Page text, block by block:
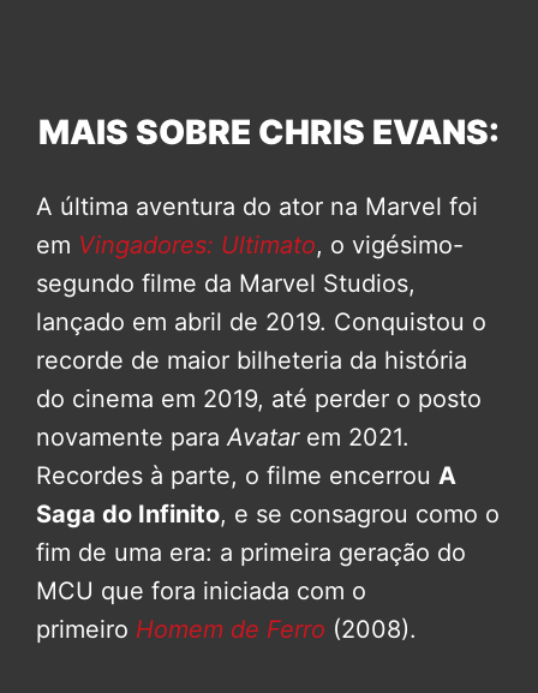
MAIS SOBRE CHRIS EVANS:
A última aventura do ator na Marvel foi
em Vingadores: Ultimato, o vigésimo-
segundo filme da Marvel Studios,
lançado em abril de 2019. Conquistou o
recorde de maior bilheteria da história
do cinema em 2019, até perder o posto
novamente paraAvatarem 2021.
Recordes à parte, o filme encerrou A
Saga do Infinito, e se consagrou como o
fim de uma era: a primeira geração do
MCU que fora iniciada com o
primeiro Homem de Ferro (2008).